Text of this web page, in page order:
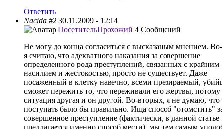
Ответить
Nacida #2 30.11.2009 - 12:14
ПосетительПрохожий 4 Сообщений
Не могу до конца согласиться с высказаным мнением.
я считаю, что адекватного наказания за совершение
определенного рода преступлений, связанных с крайним
насилием и жестокостью, просто не существует. Даже
посаженный в клетку навечно, всеми презираемый,
сможет пережить то, что переживали его жертвы, потому
ситуация другая и он другой. Во-вторых, я не думаю, что
поступать было бы правильно. Ища способ "отомстить"
совершенное преступление (фактически, в данной статье
предлагается именно способ мести), мы тем самым